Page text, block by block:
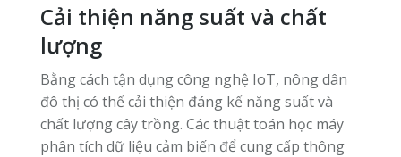
Cải thiện năng suất và chất
lượng
Bằng cách tận dụng công nghệ IoT, nông dân
đô thị có thể cải thiện đáng kể năng suất và
chất lượng cây trồng. Các thuật toán học máy
phân tích dữ liệu cảm biến để cung cấp thông